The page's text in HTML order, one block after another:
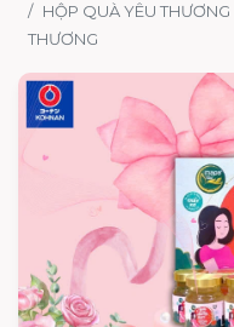
HỘP QUÀ YÊU
THƯƠNG